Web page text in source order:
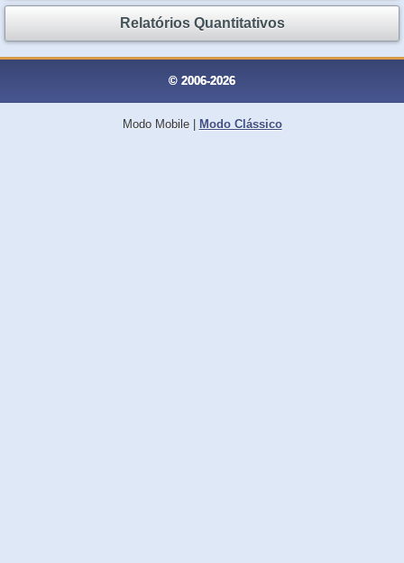
Relatórios Quantitativos
© 2006-2026
Modo Mobile| Modo Clássico